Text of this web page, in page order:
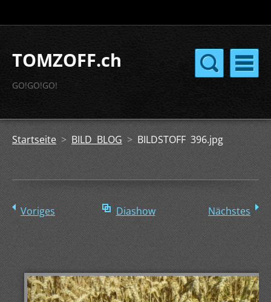
TOMZOFF.ch
GO!GO!GO!
Startseite > BILD BLOG > BILDSTOFF 396.jpg
Voriges Diashow Nächstes